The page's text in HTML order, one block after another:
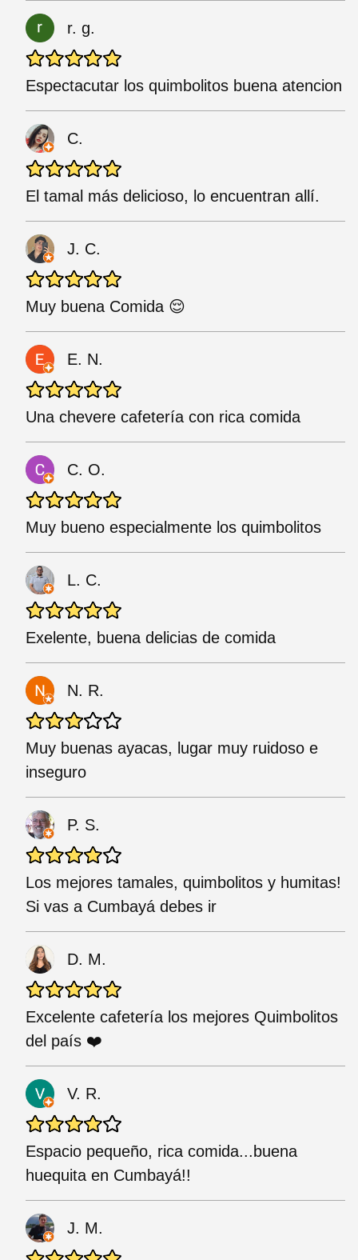
r. g.
Espectacutar los quimbolitos buena atencion
C.
El tamal más delicioso, lo encuentran allí.
J. C.
Muy buena Comida 😌
E. N.
Una chevere cafetería con rica comida
C. O.
Muy bueno especialmente los quimbolitos
L. C.
Exelente, buena delicias de comida
N. R.
Muy buenas ayacas, lugar muy ruidoso e
inseguro
P. S.
Los mejores tamales, quimbolitos y humitas!
Si vas a Cumbayá debes ir
D. M.
Excelente cafetería los mejores Quimbolitos
del país ❤️
V. R.
Espacio pequeño, rica comida...buena
huequita en Cumbayá!!
J. M.